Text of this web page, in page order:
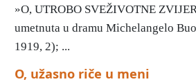
»O, UTROBO SVEŽIVOTNE
umetnuta u dramu Michelangelo
1919, 2); ...
O, užasno riče u meni